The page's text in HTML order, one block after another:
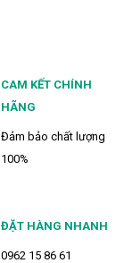
CAM KẾT CHÍNH
HÃNG
Đảm bảo chất lượng
100%
ĐẶT HÀNG NHANH
0962 15 86 61